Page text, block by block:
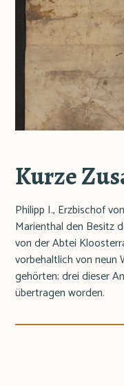
Kurze
Philipp I., Erzbischof
Marienthal den Besitz
von der Abtei
vorbehaltlich von neun
gehörten; drei dieser
übertragen worden.